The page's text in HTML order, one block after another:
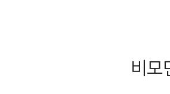
비모